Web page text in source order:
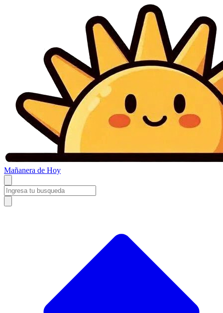
Mañanera de Hoy